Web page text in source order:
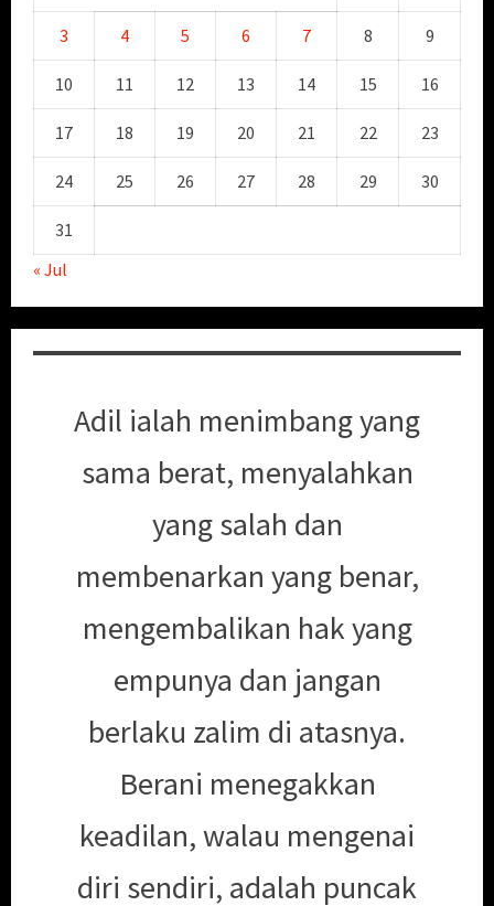
3 4 5 6 7 8 9
10 11 12 13 14 15 16
17 18 19 20 21 22 23
24 25 26 27 28 29 30
31
« Jul
Adil ialah menimbang yang
sama berat, menyalahkan
yang salah dan
membenarkan yang benar,
mengembalikan hak yang
empunya dan jangan
berlaku zalim di atasnya.
Berani menegakkan
keadilan, walau mengenai
diri sendiri, adalah puncak